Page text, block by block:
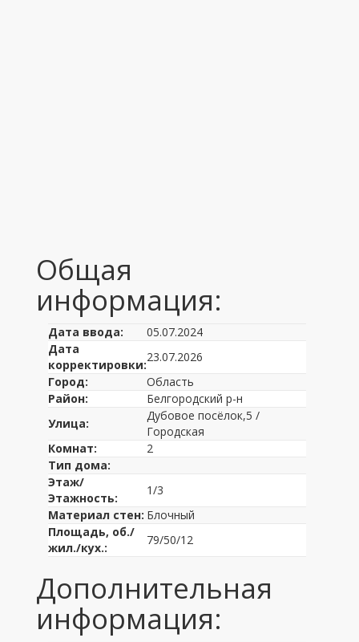
Общая
информация:
Дата ввода:
05.07.2024
Дата
корректировки:
23.07.2026
Город:
Область
Район:
Белгородский р-н
Улица:
Дубовое посёлок,5 /
Городская
Комнат:
2
Тип дома:
Этаж/
Этажность:
1/3
Материал стен: Блочный
Площадь, об./
жил./кух.:
79/50/12
Дополнительная
информация: